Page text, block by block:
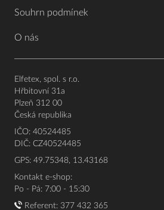
Souhrn podmínek
O nás
Elfetex, spol. s r.o.
Hřbitovní 31a
Plzeň 312 00
Česká republika
IČO: 40524485
DIČ: CZ40524485
GPS: 49.75348, 13.43168
Kontakt e-shop:
Po - Pá: 7:00 - 15:30
Referent: 377 432 365